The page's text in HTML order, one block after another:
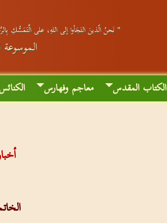
" نَحنُ الّذينَ التَجَأوا إلى اللهِ، على الَّتَمَسُّكِ
الموسوعة
الكتاب المقدس معاجم وفهارس